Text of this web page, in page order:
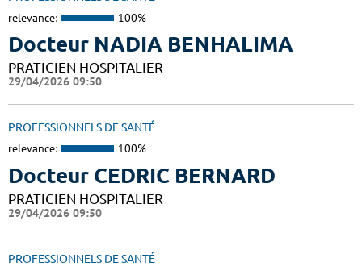
relevance: 100%
Docteur NADIA BENHALIMA
PRATICIEN HOSPITALIER
29/04/2026 09:50
PROFESSIONNELS DE SANTÉ
relevance: 100%
Docteur CEDRIC BERNARD
PRATICIEN HOSPITALIER
29/04/2026 09:50
PROFESSIONNELS DE SANTÉ